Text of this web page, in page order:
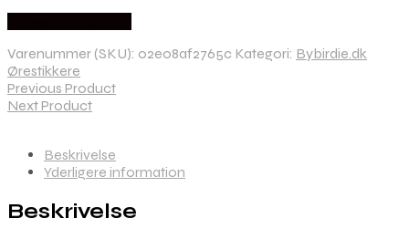
Varenummer (SKU): 02e08af2765c Kategori: Bybirdie.dk
Ørestikkere
Previous Product
Next Product
Beskrivelse
Yderligere information
Beskrivelse